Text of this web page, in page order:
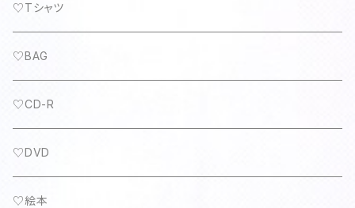
♡Tシャツ
♡BAG
♡CD-R
♡DVD
♡絵本